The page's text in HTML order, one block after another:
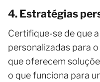
4. Estratégias
Certifique-se de que
personalizadas para
que oferecem
o que funciona para